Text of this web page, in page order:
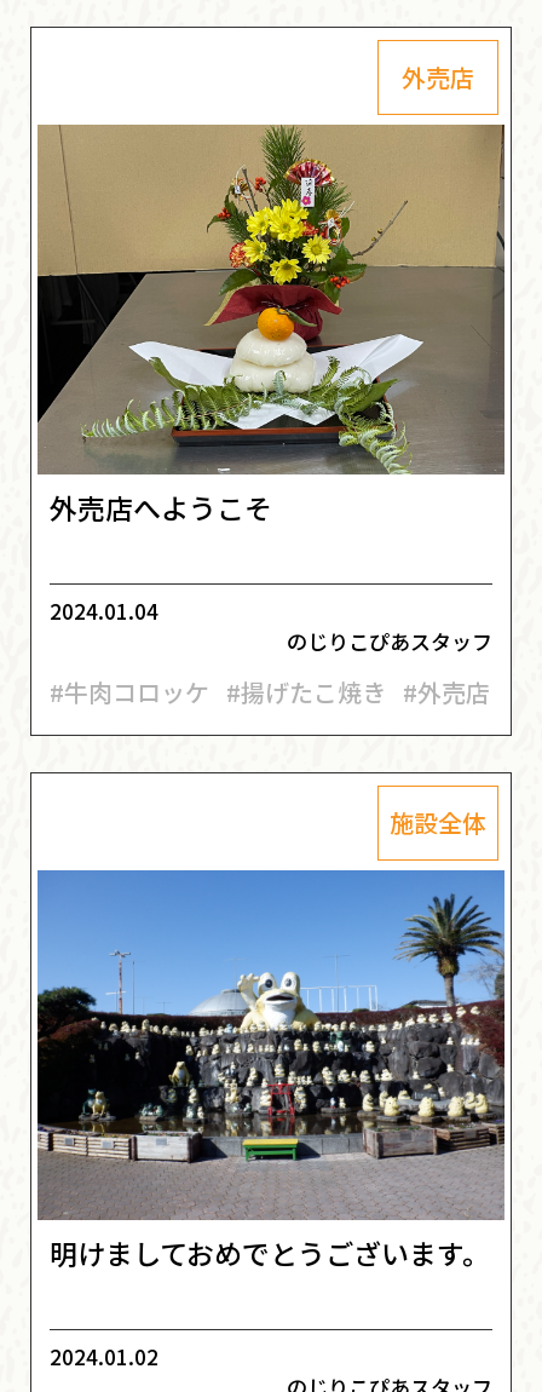
外売店
外売店へようこそ
2024.01.04
のじりこぴあスタッフ
#牛肉コロッケ #揚げたこ焼き #外売店
施設全体
明けましておめでとうございます。
2024.01.02